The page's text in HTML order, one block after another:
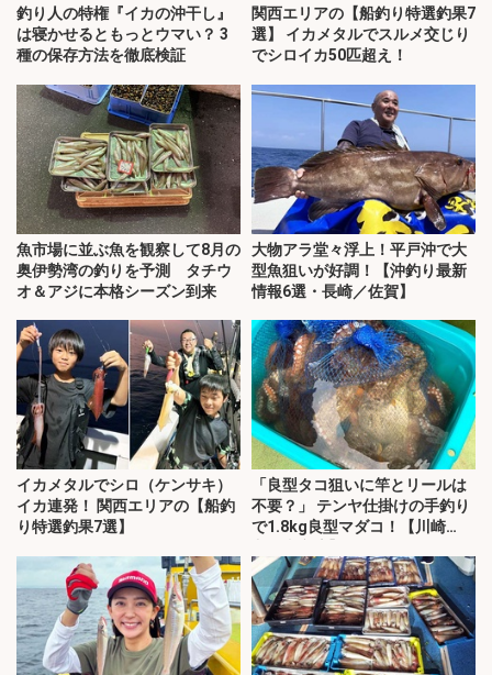
釣り人の特権『イカの沖干し』
は寝かせるともっとウマい？ 3
種の保存方法を徹底検証
関西エリアの【船釣り特選釣果7
選】 イカメタルでスルメ交じり
でシロイカ50匹超え！
魚市場に並ぶ魚を観察して8月の
奥伊勢湾の釣りを予測 タチウ
オ＆アジに本格シーズン到来
大物アラ堂々浮上！平戸沖で大
型魚狙いが好調！【沖釣り最新
情報6選・長崎／佐賀】
イカメタルでシロ（ケンサキ）
イカ連発！ 関西エリアの【船釣
り特選釣果7選】
「良型タコ狙いに竿とリールは
不要？」 テンヤ仕掛けの手釣り
で1.8kg良型マダコ！【川崎